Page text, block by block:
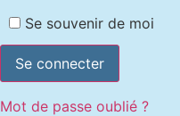
Se souvenir de moi
Mot de passe oublié ?